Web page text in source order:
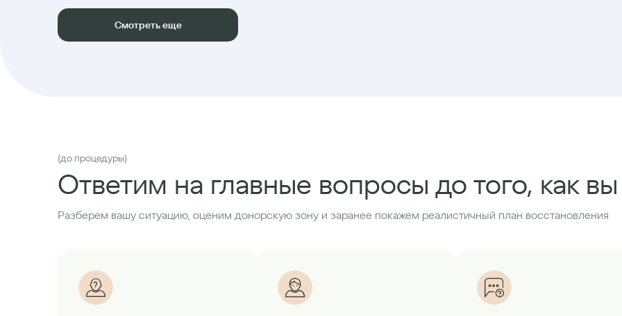
Смотреть еще
(до процедуры)
Ответим на главные вопросы до того, как
Разберем вашу ситуацию, оценим донорскую зону и заранее покажем реалистичный план восстановления